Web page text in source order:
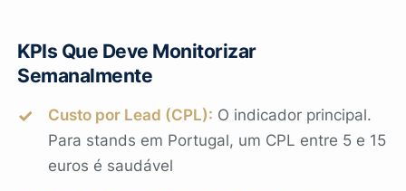
KPIs Que Deve Monitorizar
Semanalmente
Custo por Lead (CPL): O indicador principal.
Para stands em Portugal, um CPL entre 5 e 15
euros é saudável